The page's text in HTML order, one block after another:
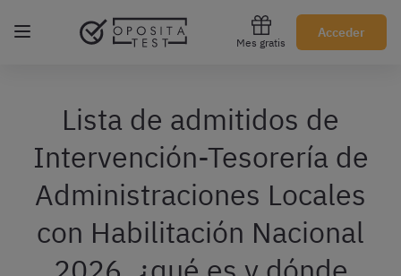
Mes gratis
Acceder
Regístrate gratis
Lista de admitidos de
Intervención-Tesorería de
Administraciones Locales
con Habilitación Nacional